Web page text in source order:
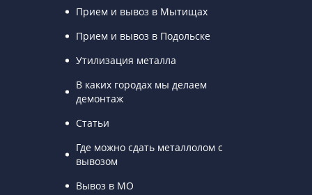
Прием и вывоз в Мытищах
Прием и вывоз в Подольске
Утилизация металла
В каких городах мы делаем
демонтаж
Статьи
Где можно сдать металлолом с
вывозом
Вывоз в МО